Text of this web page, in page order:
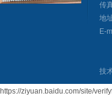
传
地
E-
技
https://ziyuan.baidu.com/site/